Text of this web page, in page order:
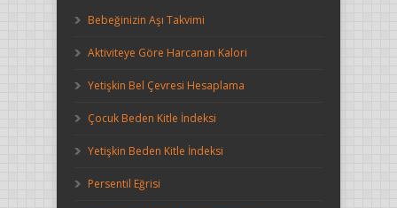
Bebeğinizin Aşı Takvimi
Aktiviteye Göre Harcanan Kalori
Yetişkin Bel Çevresi Hesaplama
Çocuk Beden Kitle İndeksi
Yetişkin Beden Kitle İndeksi
Persentil Eğrisi